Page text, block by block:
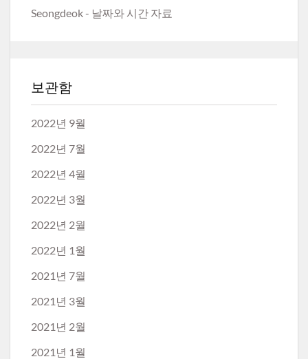
Seongdeok- 날짜와 시간 자료
보관함
2022년 9월
2022년 7월
2022년 4월
2022년 3월
2022년 2월
2022년 1월
2021년 7월
2021년 3월
2021년 2월
2021년 1월